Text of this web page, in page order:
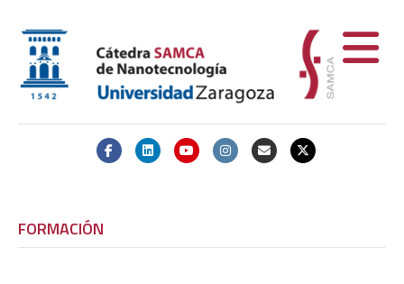
FacebookLinkedinYoutubeInstagramEmail X-twitter
FORMACIÓN